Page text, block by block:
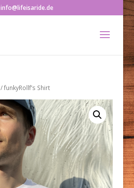
info@lifeisaride.de
/ funkyRollf’s Shirt